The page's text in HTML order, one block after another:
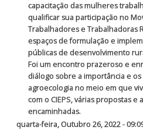
capacitação das mulheres
qualificar sua participação no
Trabalhadores e Trabalhadoras
espaços de formulação e
públicas de desenvolvimento
Foi um encontro prazeroso e
diálogo sobre a importância e
agroecologia no meio em que
com o CIEPS, várias propostas e
encaminhadas.
quarta-feira, Outubro 26, 2022 -